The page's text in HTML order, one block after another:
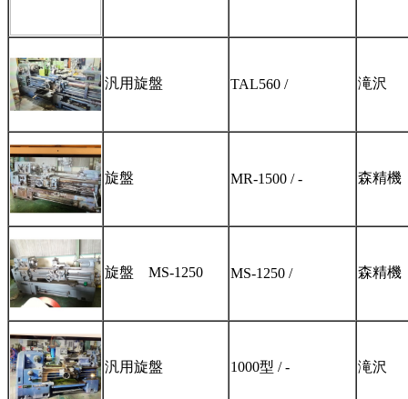
汎用旋盤 TAL560 / 滝沢
旋盤 MR-1500 / - 森精機
旋盤 MS-1250 MS-1250 / 森精機
汎用旋盤 1000型 / - 滝沢